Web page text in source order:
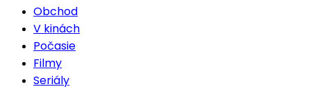
Obchod
V kinách
Počasie
Filmy
Seriály